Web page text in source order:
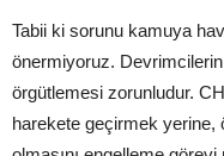
Tabii ki sorunu kamuya
önermiyoruz. Devrimcilerin
örgütlemesi zorunludur.
harekete geçirmek yerine,